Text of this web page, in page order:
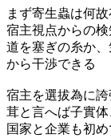
まず寄生蟲は何
宿主視点からの
道を塞ぎの糸か
から干渉できる
宿主を選拔為に
茸と言へば子實
国家と企業も初